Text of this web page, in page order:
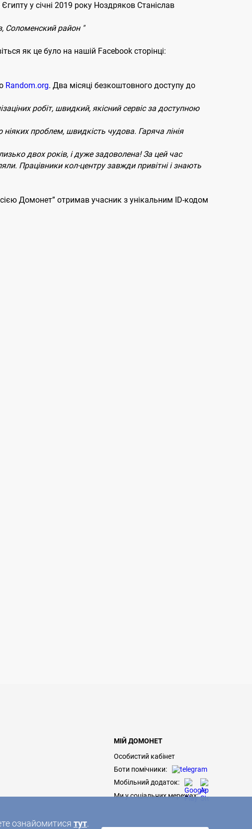
ознайомитися тут.
у січні 2019 року Ноздряков Станіслав
Соломенский район "
як це було на нашій Facebook сторінці:
Random.org. Два місяці безкоштовного доступу до
робіт, швидкий, якісний сервіс за доступною
проблем, швидкість чудова. Гаряча лінія
двох років, і дуже задоволена! За цей час
Працівники кол-центру завжди привітні і знають
Домонет” отримав учасник з унікальним ID-кодом
МІЙ ДОМОНЕТ
Особистий кабінет
Боти помічники:
Мобільний додаток:
Ми у соціальних мережах: